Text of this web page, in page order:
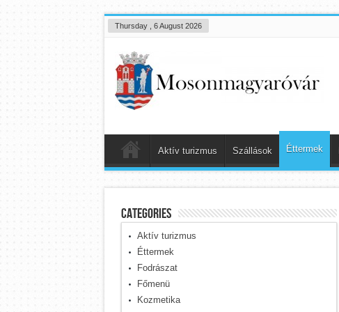
Thursday , 6 August 2026
Aktív turizmus Szállások Éttermek
Categories
Aktív turizmus
Éttermek
Fodrászat
Főmenü
Kozmetika